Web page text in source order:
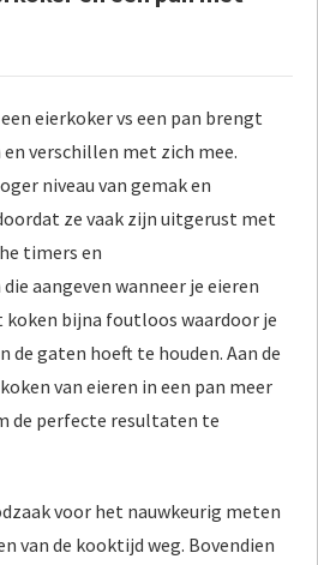
eierkoker vs een pan brengt
verschillen met zich mee.
niveau van gemak en
ze vaak zijn uitgerust met
timers en
aangeven wanneer je eieren
bijna foutloos waardoor je
de gaten hoeft te houden. Aan de
van eieren in een pan meer
de perfecte resultaten te
voor het nauwkeurig meten
van de kooktijd weg. Bovendien